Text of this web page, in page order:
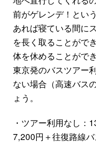
前がゲレンデ！とい
あれば寝ている間に
を長く取ることがで
体を休めることができ
東京発のバスツアー
ない場合（高速バス
ょう。
・ツアー利用なし：
7,200円＋往復路線